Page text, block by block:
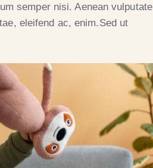
semper nisi. Aenean vulputate
eleifend ac, enim.Sed ut